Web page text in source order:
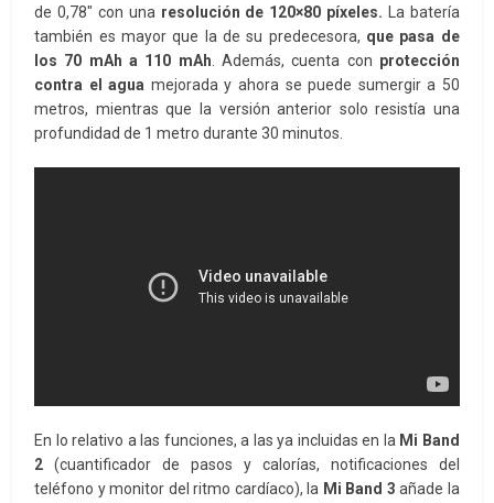
de 0,78″ con unaresolución de 120×80 píxeles. La batería
también es mayor que la de su predecesora, que pasa de
los 70 mAh a 110 mAh. Además, cuenta con protección
contra el agua mejorada y ahora se puede sumergir a 50
metros, mientras que la versión anterior solo resistía una
profundidad de 1 metro durante 30 minutos.
En lo relativo a las funciones, a las ya incluidas en la Mi Band
2 (cuantificador de pasos y calorías, notificaciones del
teléfono y monitor del ritmo cardíaco), la Mi Band 3 añade la